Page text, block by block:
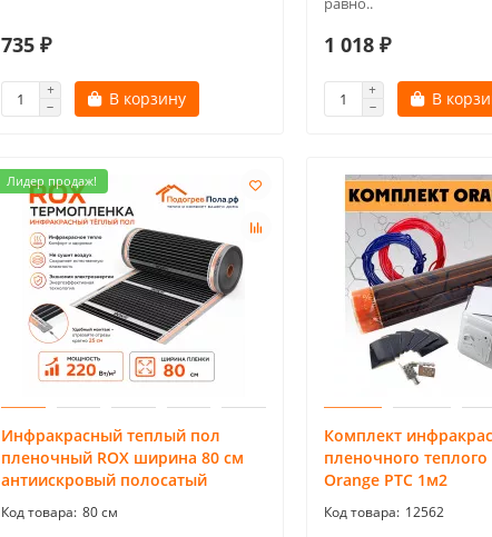
735 ₽
В корзину
1 018 ₽
В
Лидер продаж!
Инфракрасный теплый пол
пленочный ROX ширина 80 см
антиискровый полосатый
80 см
Комплект
пленочного
Orange PTC 1м2
12562